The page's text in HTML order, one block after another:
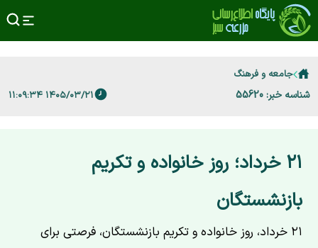
جامعه و فرهنگ
شناسه خبر: 55620 ۱۴۰۵/۰۳/۲۱ ۱۱:۰۹:۳۴
۲۱ خرداد؛ روز خانواده و تکریم
بازنشستگان
۲۱ خرداد، روز خانواده و تکریم بازنشستگان، فرصتی برای